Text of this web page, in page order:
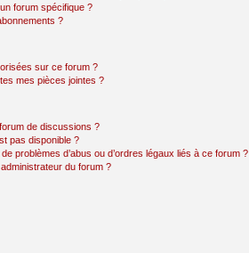
forum spécifique ?
?
sur ce forum ?
mes pièces jointes ?
de discussions ?
pas disponible ?
problèmes d’abus ou d’ordres légaux liés à ce forum ?
du forum ?